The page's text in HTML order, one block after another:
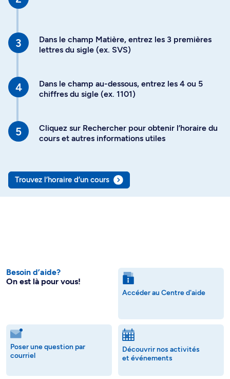
Dans le champ Matière, entrez les 3 premières
lettres du sigle (ex. SVS)
Dans le champ au-dessous, entrez les 4 ou 5
chiffres du sigle (ex. 1101)
Cliquez sur Rechercher pour obtenir l’horaire du
cours et autres informations utiles
Trouvez l’horaire d’un cours
Besoin d’aide?
On est là pour vous!
Accéder au Centre d'aide
Poser une question par
courriel
Découvrir nos activités
et événements